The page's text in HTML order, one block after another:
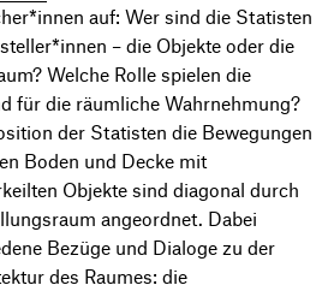
auf: Wer sind die Statisten
– die Objekte oder die
Welche Rolle spielen die
für die räumliche Wahrnehmung?
der Statisten die Bewegungen
Boden und Decke mit
Objekte sind diagonal durch
angeordnet. Dabei
Bezüge und Dialoge zu der
des Raumes: die